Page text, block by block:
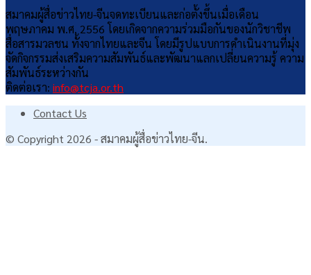
สมาคมผู้สื่อข่าวไทย-จีนจดทะเบียนและก่อตั้งขึ้นเมื่อเดือน
พฤษภาคม พ.ศ. 2556 โดยเกิดจากความร่วมมือกันของนักวิชาชีพ
สื่อสารมวลชน ทั้งจากไทยและจีน โดยมีรูปแบบการดำเนินงานที่มุ่ง
จัดกิจกรรมส่งเสริมความสัมพันธ์และพัฒนาแลกเปลี่ยนความรู้ ความ
สัมพันธ์ระหว่างกัน
ติดต่อเรา: info@tcja.or.th
Contact Us
© Copyright 2026 - สมาคมผู้สื่อข่าวไทย-จีน.